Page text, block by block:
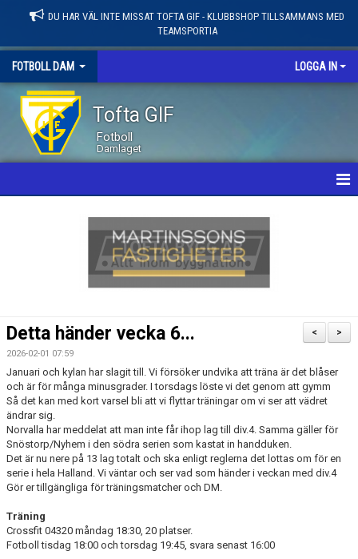
DU HAR VÄL INTE MISSAT TOFTA GIF - KLUBBSHOP TILLSAMMANS MED
TEAMSPORTIA
FOTBOLL DAM LOGGA IN
Tofta GIF
Fotboll
Damlaget
LEDARE / TRUPP
BILDGALLERI
DOKUMENT
>
<
Detta händer vecka 6...
2026-02-01 07:59
Januari och kylan har slagit till. Vi försöker undvika att träna är det blåser
och är för många minusgrader. I torsdags löste vi det genom att gymm
Så det kan med kort varsel bli att vi flyttar träningar om vi ser att vädret
ändrar sig.
Norvalla har meddelat att man inte får ihop lag till div.4. Samma gäller för
Snöstorp/Nyhem i den södra serien som kastat in handduken.
Det är nu nere på 13 lag totalt och ska enligt reglerna det lottas om för en
serie i hela Halland. Vi väntar och ser vad som händer i veckan med div.4
Gör er tillgängliga för träningsmatcher och DM.
Träning
Crossfit 04320 måndag 18:30, 20 platser.
Fotboll tisdag 18:00 och torsdag 19:45, svara senast 16:00